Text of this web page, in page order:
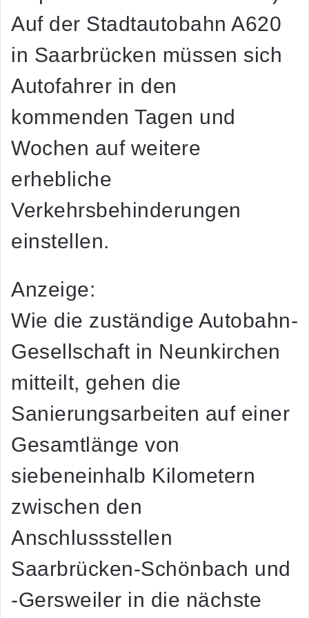
Auf der Stadtautobahn A620
in Saarbrücken müssen sich
Autofahrer in den
kommenden Tagen und
Wochen auf weitere
erhebliche
Verkehrsbehinderungen
einstellen.
Anzeige:
Wie die zuständige Autobahn-
Gesellschaft in Neunkirchen
mitteilt, gehen die
Sanierungsarbeiten auf einer
Gesamtlänge von
siebeneinhalb Kilometern
zwischen den
Anschlussstellen
Saarbrücken-Schönbach und
-Gersweiler in die nächste